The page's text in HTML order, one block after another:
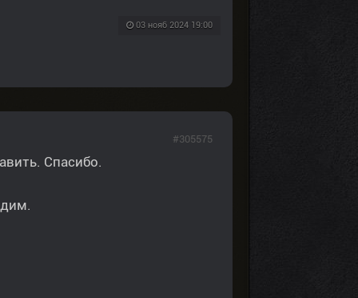
03 нояб 2024 19:00
Спасибо.
#305575